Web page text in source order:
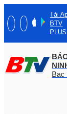
Tải
BTV
PLUS
Bac